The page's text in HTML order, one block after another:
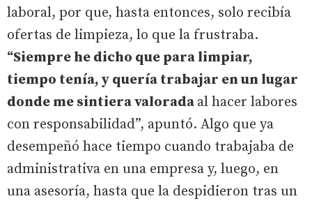
laboral, por que, hasta entonces, solo recibía
ofertas de limpieza, lo que la frustraba.
“Siempre he dicho que para limpiar,
tiempo tenía, y quería trabajar en un lugar
donde me sintiera valoradaal hacer labores
con responsabilidad”, apuntó. Algo que ya
desempeñó hace tiempo cuando trabajaba de
administrativa en una empresa y, luego, en
una asesoría, hasta que la despidieron tras un